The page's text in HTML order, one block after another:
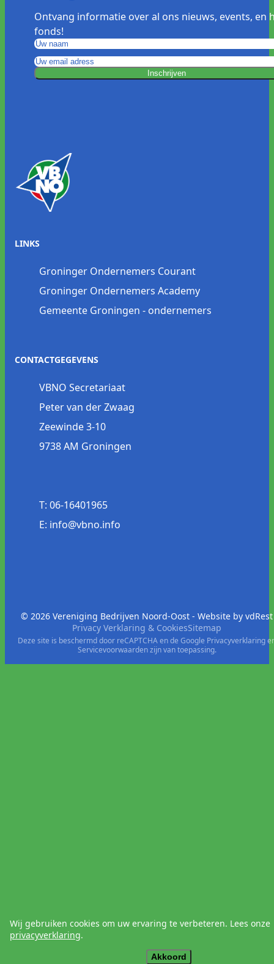
Ontvang informatie over al ons nieuws, events, en
fonds!
Inschrijven
LINKS
Groninger Ondernemers Courant
Groninger Ondernemers Academy
Gemeente Groningen - ondernemers
CONTACTGEGEVENS
VBNO Secretariaat
Peter van der Zwaag
Zeewinde 3-10
9738 AM Groningen
T: 06-16401965
E: info@vbno.info
© 2026 Vereniging Bedrijven Noord-Oost - Website by vdRest
Privacy Verklaring & CookiesSitemap
Deze site is beschermd door reCAPTCHA en de Google Privacyverklaring
Servicevoorwaardenzijn van toepassing.
Wij gebruiken cookies om uw ervaring te verbeteren. Lees onze
privacyverklaring.
Akkoord